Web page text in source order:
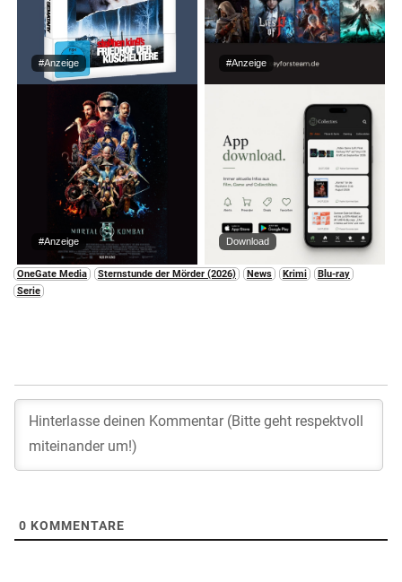
#Anzeige #Anzeige
#Anzeige Download
OneGate Media Sternstunde der Mörder (2026) News Krimi
Blu-ray
Serie
0 KOMMENTARE